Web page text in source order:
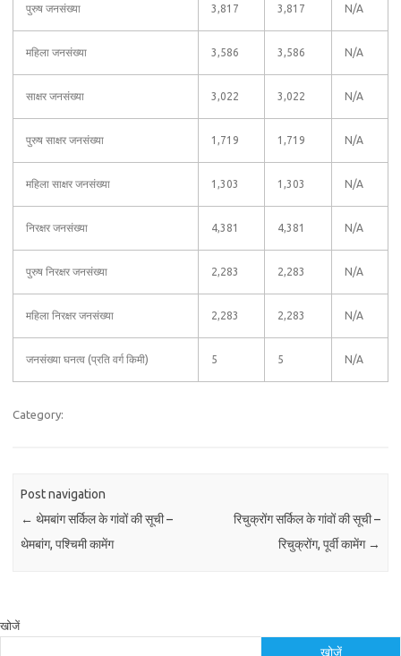
पुरुष जनसंख्या 3,817 3,817 N/A
महिला जनसंख्या 3,586 3,586 N/A
साक्षर जनसंख्या 3,022 3,022 N/A
पुरुष साक्षर जनसंख्या 1,719 1,719 N/A
महिला साक्षर जनसंख्या 1,303 1,303 N/A
निरक्षर जनसंख्या 4,381 4,381 N/A
पुरुष निरक्षर जनसंख्या 2,283 2,283 N/A
महिला निरक्षर जनसंख्या 2,283 2,283 N/A
जनसंख्या घनत्व (प्रति वर्ग किमी) 5 5 N/A
Category:
Post navigation
← थेमबांग सर्किल के गांवों की सूची –
थेमबांग, पश्चिमी कामेंग
रिचुक्रोंग सर्किल के गांवों की सूची –
रिचुक्रोंग, पूर्वी कामेंग →
खोजें
खोजें